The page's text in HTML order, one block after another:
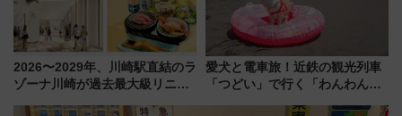
2026〜2029年、川崎駅直結のラ
ゾーナ川崎が過去最大級リニュ
愛犬と電車旅！近鉄の観光列車
「つどい」で行く「わんわん列